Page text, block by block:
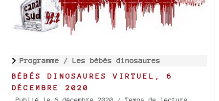
Programme / Les bébés dinosaures
BÉBÉS DINOSAURES VIRTUEL, 6
DÉCEMBRE 2020